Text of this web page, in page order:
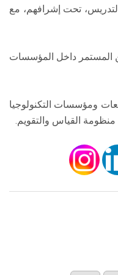
تحت إشرافهم، مع
المستمر داخل المؤسسات
ومؤسسات التكنولوجيا
القياس والتقويم.